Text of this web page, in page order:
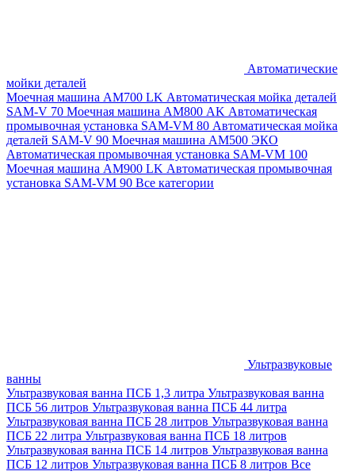
Автоматические
мойки деталей
Моечная машина AM700 LK Автоматическая мойка деталей
SAM-V 70 Моечная машина АМ800 AK Автоматическая
промывочная установка SAM-VM 80 Автоматическая мойка
деталей SAM-V 90 Моечная машина АМ500 ЭКО
Автоматическая промывочная установка SAM-VM 100
Моечная машина AM900 LK Автоматическая промывочная
установка SAM-VM 90 Все категории
Ультразвуковые
ванны
Ультразвуковая ванна ПСБ 1,3 литра Ультразвуковая ванна
ПСБ 56 литров Ультразвуковая ванна ПСБ 44 литра
Ультразвуковая ванна ПСБ 28 литров Ультразвуковая ванна
ПСБ 22 литра Ультразвуковая ванна ПСБ 18 литров
Ультразвуковая ванна ПСБ 14 литров Ультразвуковая ванна
ПСБ 12 литров Ультразвуковая ванна ПСБ 8 литров Все